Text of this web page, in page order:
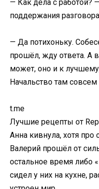
— Как дела с работой?
поддержания
— Да потихоньку.
прошёл, жду ответа. А
может, оно и к
Начальство там
t.me
Лучшие рецепты от
Анна кивнула, хотя про
Валерий прошёл от
остальное время либо
сидел у них на кухне,